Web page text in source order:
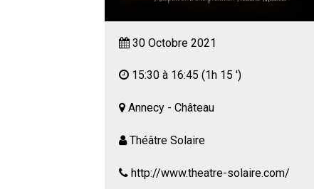
30 Octobre 2021
15:30 à 16:45 (1h 15 ')
Annecy - Château
Théâtre Solaire
http://www.theatre-solaire.com/